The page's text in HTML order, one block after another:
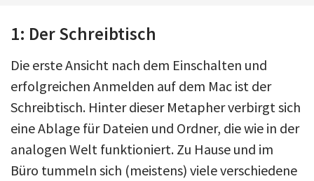
1: Der Schreibtisch
Die erste Ansicht nach dem Einschalten und
erfolgreichen Anmelden auf dem Mac ist der
Schreibtisch. Hinter dieser Metapher verbirgt sich
eine Ablage für Dateien und Ordner, die wie in der
analogen Welt funktioniert. Zu Hause und im
Büro tummeln sich (meistens) viele verschiedene